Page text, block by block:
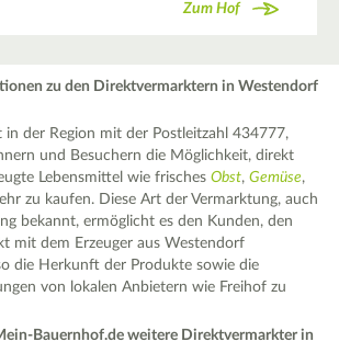
Zum Hof
zu den Direktvermarktern in Westendorf
der Region mit der Postleitzahl 434777,
und Besuchern die Möglichkeit, direkt
Lebensmittel wie frischesObst,Gemüse,
zu kaufen. Diese Art der Vermarktung, auch
bekannt, ermöglicht es den Kunden, den
mit dem Erzeuger aus Westendorf
die Herkunft der Produkte sowie die
von lokalen Anbietern wie Freihof zu
Bauernhof.de weitere Direktvermarkter in